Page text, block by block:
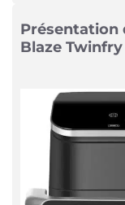
Présentation
Blaze Twinfry